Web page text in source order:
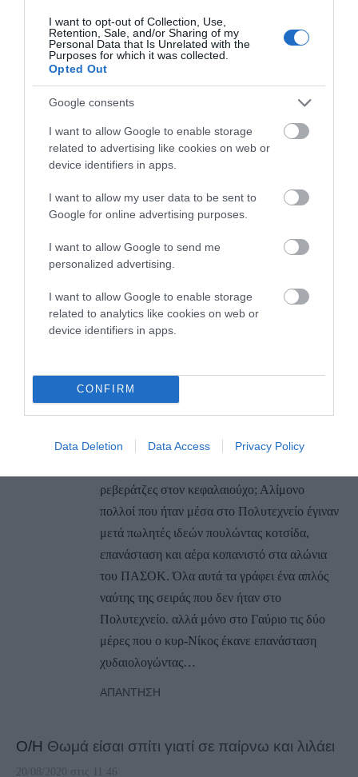
I want to opt-out of Collection, Use,
Retention, Sale, and/or Sharing of my
Personal Data that Is Unrelated with the
Purposes for which it was collected.
Opted Out
Google consents
I want to allow Google to enable storage
related to advertising like cookies on web or
device identifiers in apps.
I want to allow my user data to be sent to
Google for online advertising purposes.
I want to allow Google to send me
personalized advertising.
I want to allow Google to enable storage
related to analytics like cookies on web or
device identifiers in apps.
CONFIRM
Data Deletion Data Access Privacy Policy
των γιαλατζί κινητοποιήσεων. Και επειδή το
καφεουζοποτείο γνωρίζει από μαγειρέματα
μετά μουσικής, μην εκπλαγείτε αν τα κουκιά
πάλι οι εκδρομείς του λιμανιού, το αποτέλεσμα
στον κάλαθο των αχρήστων θα πάει.
QUIZ
20/08/2020 στις 11:46
Ποιος κυρ Νικος που ήταν στο Πολυτεχνείο κι
έκανε καριέρα σαν εργολάβος του ΠΑΣΟΚ;
Ποιος κυρ Νίκος έβριζε χυδαία στο Γαύριο τις
στον κ@@@!….” Και μετά πήγε στον
ιδιοκτήτη των ανεμογεννητριών κι έλεγε πως
τολμά να πει όταν βρίζει χυδαία μπροστά στο
ρεβεράτζες στον κεφαλαιούχο; Αλίμονο
πολλοί που ήταν μέσα στο Πολυτεχνείο έγιναν
μετά πωλητές ιδεών πουλώντας κοτσίδα,
επανάσταση και αέρα κοπανιστό στα αλώνια
του ΠΑΣΟΚ. Όλα αυτά τα γράφει ένα απλός
ναύτης της σειράς που δεν ήταν στο
Πολυτεχνείο. αλλά μόνο στο Γαύριο τις δύο
μέρες που ο κυρ-Νίκος έκανε επανάσταση
χυδαιολογώντας…
ΑΠΆΝΤΗΣΗ
Ο/Η Θωμά είσαι σπίτι γιατί σε παίρνω και λιλάει
20/08/2020 στις 11:46